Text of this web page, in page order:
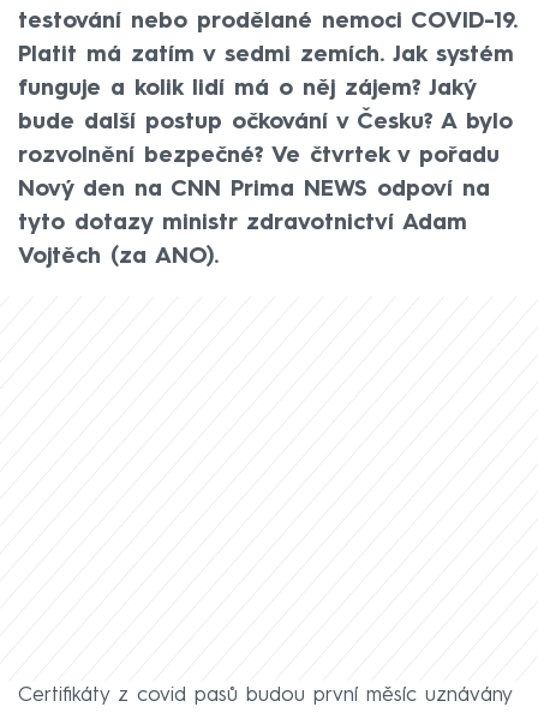
testování nebo prodělané nemoci COVID-19.
Platit má zatím v sedmi zemích. Jak systém
funguje a kolik lidí má o něj zájem? Jaký
bude další postup očkování v Česku? A bylo
rozvolnění bezpečné? Ve čtvrtek v pořadu
Nový den na CNN Prima NEWS odpoví na
tyto dotazy ministr zdravotnictví Adam
Vojtěch (za ANO).
Certifikáty z covid pasů budou první měsíc uznávány